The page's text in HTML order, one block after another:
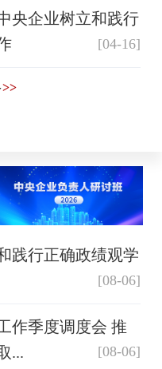
央企业树立和践行
[04-16]
>>
践行正确政绩观学
[08-06]
作季度调度会 推
...
[08-06]